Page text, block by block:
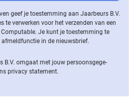
geef je toestemming aan Jaarbeurs B.V.
te verwerken voor het verzenden van een
Je kunt je toestemming te
in de nieuwsbrief.
B.V. omgaat met jouw per­soons­ge­ge­
privacy statement.